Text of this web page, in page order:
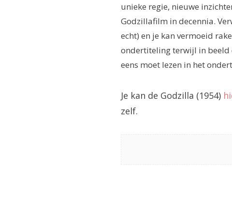
unieke regie, nieuwe
Godzillafilm in decennia.
echt) en je kan vermoeid
ondertiteling terwijl in beeld
eens moet lezen in het
Je kan de Godzilla (1954)
zelf.